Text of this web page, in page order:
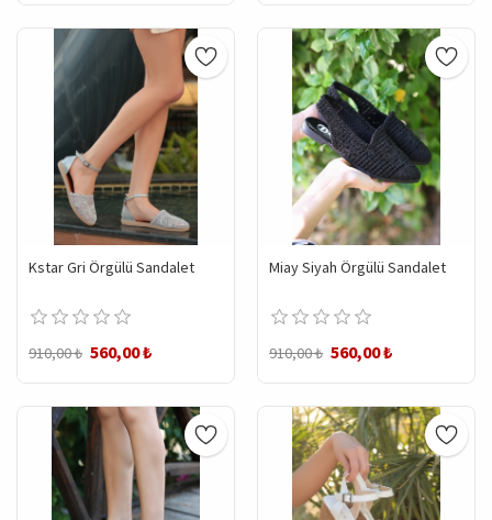
Kstar Gri Örgülü Sandalet
910,00 ₺ 560,00 ₺
Miay Siyah Örgülü Sandalet
910,00 ₺ 560,00 ₺